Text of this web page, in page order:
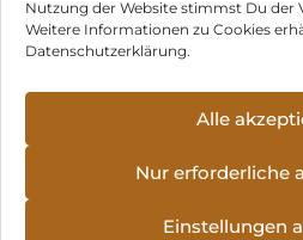
Nutzung der Website stimmst Du der
Weitere Informationen zu Cookies
Datenschutzerklärung.
Alle
Nur erforderliche
Einstellungen
Impressum
Hinweis zur Batterieentsorgung